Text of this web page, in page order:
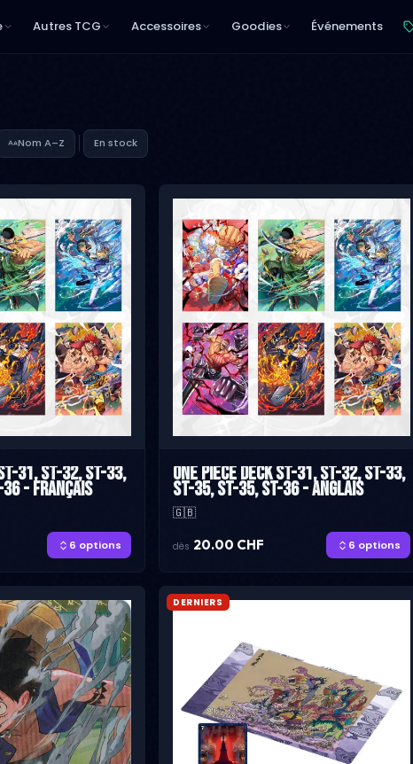
Autres TCG Accessoires Goodies Événements
Nom A–Z En stock
31, ST-32, ST-33,
36 - Français
6 options
One Piece Deck ST-31, ST-32, ST-33,
ST-35, ST-35, ST-36 - Anglais
🇬🇧
dès 20.00 CHF 6 options
DERNIERS